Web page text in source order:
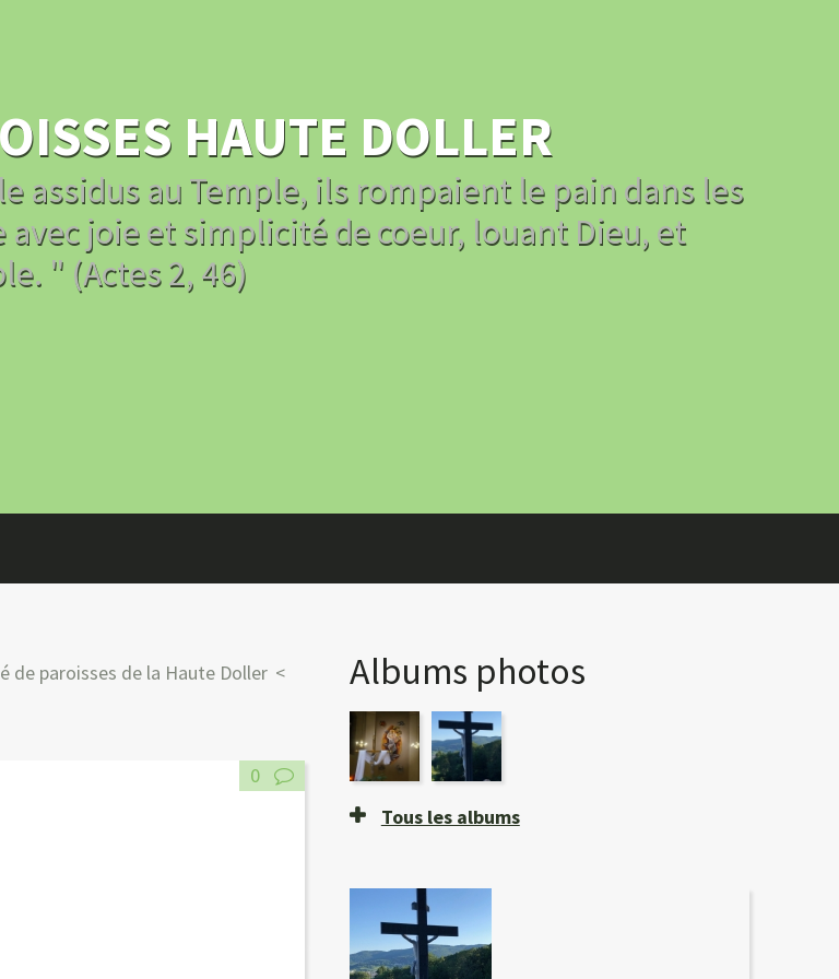
HAUTE DOLLER
assidus au Temple, ils rompaient le pain dans les
joie et simplicité de coeur, louant Dieu, et
" (Actes 2, 46)
de paroisses de la Haute Doller
0
Albums photos
Tous les albums